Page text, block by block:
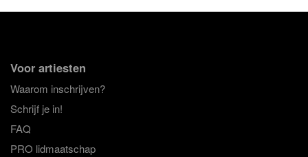
Voor artiesten
Waarom inschrijven?
Schrijf je in!
FAQ
PRO lidmaatschap